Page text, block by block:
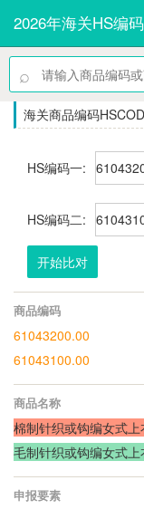
2026年海关HS编
⌕
海关商品编码
HS编码一:
HS编码二:
开始比对
商品编码
61043200.00
61043100.00
商品名称
棉制针织或钩编女式上
毛制针织或钩编女式上
申报要素